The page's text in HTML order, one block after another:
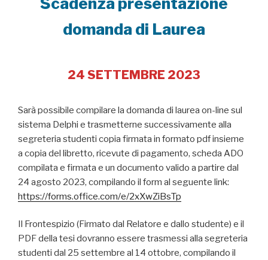
domanda di Laurea
24 SETTEMBRE 2023
Sarà possibile compilare la domanda di laurea on-line sul
sistema Delphi e trasmetterne successivamente alla
segreteria studenti copia firmata in formato pdf insieme
a copia del libretto, ricevute di pagamento, scheda ADO
compilata e firmata e un documento valido a partire dal
24 agosto 2023, compilando il form al seguente link:
https://forms.office.com/e/2xXwZiBsTp
Il Frontespizio (Firmato dal Relatore e dallo studente) e il
PDF della tesi dovranno essere trasmessi alla segreteria
studenti dal 25 settembre al 14 ottobre, compilando il